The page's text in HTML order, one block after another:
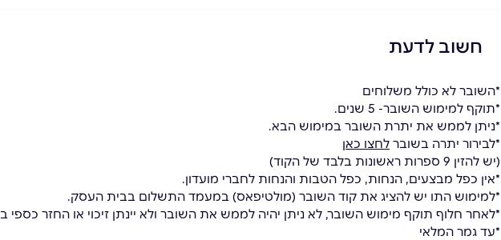
חשוב לדעת
*השובר לא כולל משלוחים
*תוקף למימוש השובר- 5 שנים.
*ניתן לממש את יתרת השובר במימוש הבא.
*לבירור יתרה בשובר לחצו כאן
(יש להזין 9 ספרות ראשונות בלבד של הקוד)
*אין כפל מבצעים, הנחות, כפל הטבות והנחות לחברי מועדון.
*למימוש התו יש להציג את קוד השובר (מולטיפאס) במעמד התשלום בבית העסק.
*לאחר חלוף תוקף מימוש השובר, לא ניתן יהיה לממש את השובר ולא יינתן זיכוי או החזר כספי
*עד גמר המלאי